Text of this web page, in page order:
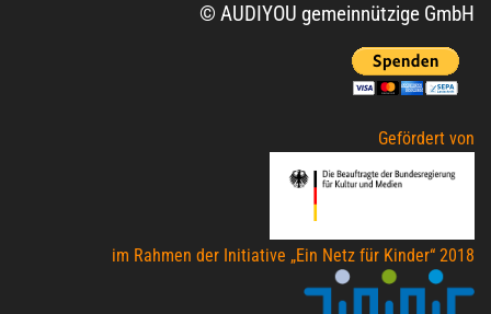
© AUDIYOU gemeinnützige GmbH
Gefördert von
im Rahmen der Initiative „Ein Netz für Kinder“ 2018